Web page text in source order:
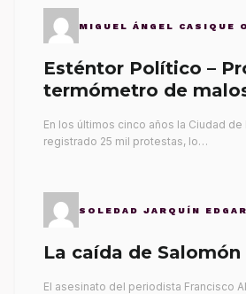
MIGUEL ÁNGEL CASIQUE
Esténtor Político –
termómetro de
En los últimos cinco años la Ciudad de
registrado 25 mil protestas, lo…
SOLEDAD JARQUÍN EDGAR
La caída de Salomón
El asesinato del periodista Francisco